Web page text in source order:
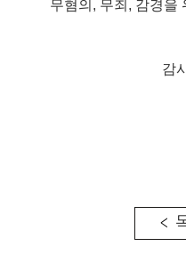
무혐의, 무죄, 감경을
감
<